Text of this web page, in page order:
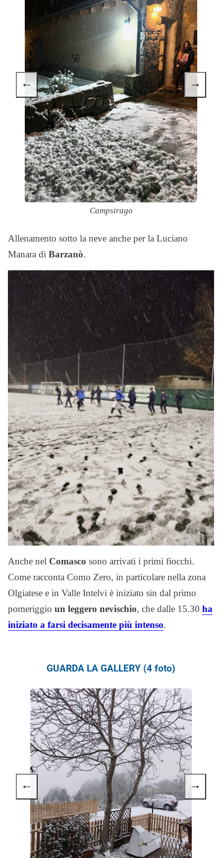
Campsirago
← →
Allenamento sotto la neve anche per la Luciano
Manara di Barzanò.
Anche nel Comasco sono arrivati i primi fiocchi.
Come racconta Como Zero, in particolare nella zona
Olgiatese e in Valle Intelvi è iniziato sin dal primo
pomeriggio un leggero nevischio, che dalle 15.30 ha
iniziato a farsi decisamente più intenso.
GUARDA LA GALLERY (4 foto)
← →